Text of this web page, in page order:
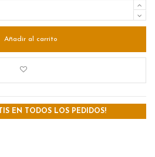
Añadir al carrito
EN TODOS LOS PEDIDOS!